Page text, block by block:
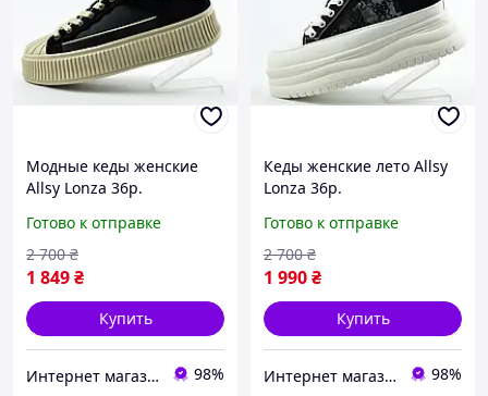
Модные кеды женские
Allsy Lonza 36р.
Готово к отправке
1 849₴
2 700 ₴
Купить
Интернет магазин спортивной обуви Shoes-Factory 98%
Кеды женские лето Allsy
Lonza 36р.
Готово к отправке
1 990₴
2 700 ₴
Купить
Интернет магазин спортивной обуви Shoes-Factory 98%